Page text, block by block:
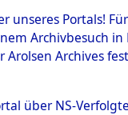
unseres Portals!
Archivbesuch
Arolsen Archives
über NS-